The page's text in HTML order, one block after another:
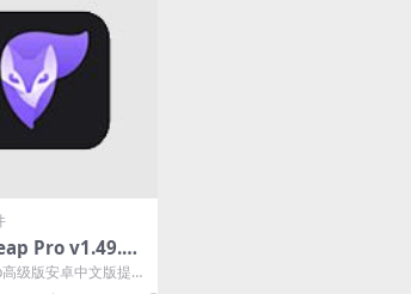
Pro v1.49.0 f
AI梦境生成
级版安卓中文版提